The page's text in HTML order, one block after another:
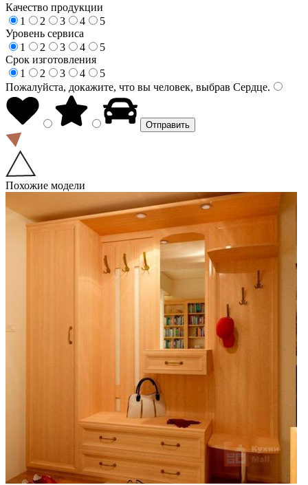
Качество продукции
1
2 3 4
5
Уровень сервиса
1
2 3 4
5
Срок изготовления
1
2 3 4
5
Пожалуйста, докажите, что вы человек, выбрав Сердце.
Похожие модели